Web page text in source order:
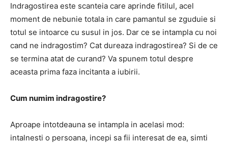
Indragostirea este scanteia care aprinde fitilul, acel
moment de nebunie totala in care pamantul se zguduie si
totul se intoarce cu susul in jos. Dar ce se intampla cu noi
cand ne indragostim? Cat dureaza indragostirea? Si de ce
se termina atat de curand? Va spunem totul despre
aceasta prima faza incitanta a iubirii.
Cum numim indragostire?
Aproape intotdeauna se intampla in acelasi mod:
intalnesti o persoana, incepi sa fii interesat de ea, simti